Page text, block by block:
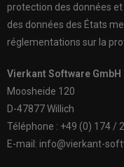
protection des données
des données des États
réglementations sur la
Vierkant Software GmbH
Moosheide 120
D-47877 Willich
Téléphone : +49 (0) 174 /
E-mail: info@vierkant-